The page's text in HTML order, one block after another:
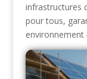
infrastructures
pour tous,
environnement